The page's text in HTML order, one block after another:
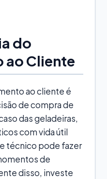
do
ao Cliente
ao cliente é
de compra de
das geladeiras,
com vida útil
técnico pode fazer
de
disso, investe